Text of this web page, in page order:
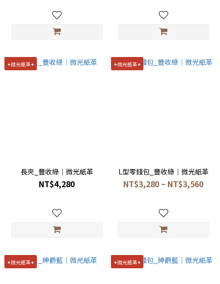
✦微光紙革✦
長夾_豐收綠｜微光紙革
NT$4,280
✦微光紙革✦
L型零錢包_豐收綠｜微光紙革
NT$3,280 ~ NT$3,560
✦微光紙革✦ ✦微光紙革✦